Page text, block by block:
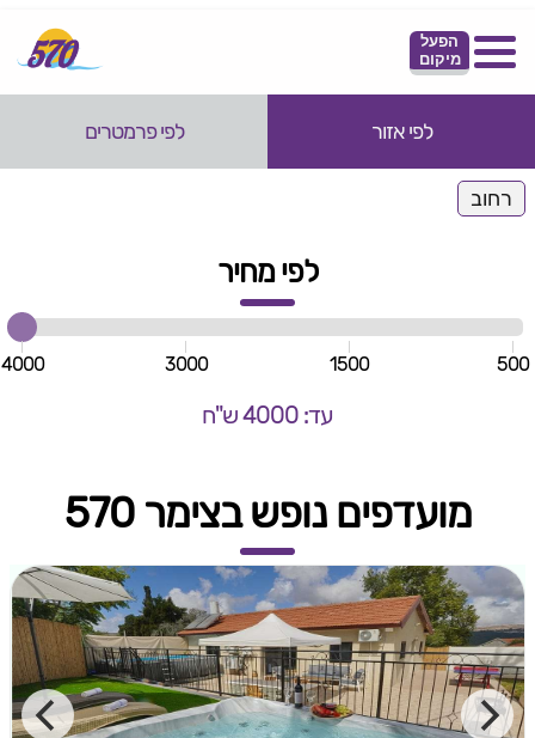
הפעל
מיקום
לפי אזור לפי פרמטרים
רחוב
לפי מחיר
500
1500
3000
4000
עד: 4000 ש"ח
מועדפים נופש בצימר 570